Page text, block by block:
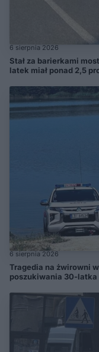
6 sierpnia 2026
Stał za barierkami
latek miał ponad 2,5
6 sierpnia 2026
Tragedia na żwirowni
poszukiwania 30-latka